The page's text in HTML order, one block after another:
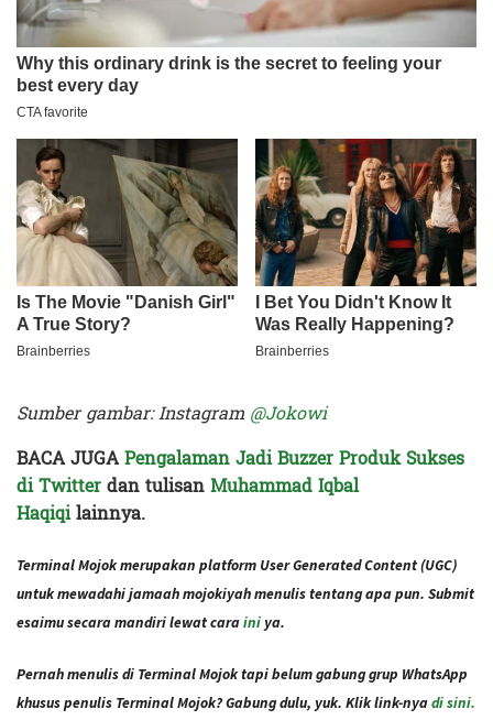
Sumber gambar: Instagram @Jokowi
BACA JUGAPengalaman Jadi Buzzer Produk Sukses
di Twitterdan tulisanMuhammad Iqbal
Haqiqilainnya.
Terminal Mojok merupakan platform User Generated Content (UGC)
untuk mewadahi jamaah mojokiyah menulis tentang apa pun. Submit
esaimu secara mandiri lewat caraini ya.
Pernah menulis di Terminal Mojok tapi belum gabung grup WhatsApp
khusus penulis Terminal Mojok? Gabung dulu, yuk. Klik link-nyadi sini.